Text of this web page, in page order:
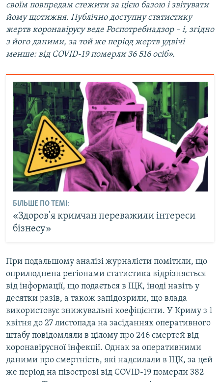
своїм повпредам стежити за цією базою і звітувати
йому щотижня. Публічно доступну статистику
жертв коронавірусу веде Роспотребнадзор – і, згідно
з його даними, за той же період жертв удвічі
менше: від COVID-19 померли 36 516 осіб».
БІЛЬШЕ ПО ТЕМІ:
«Здоров'я кримчан переважили інтереси
бізнесу»
При подальшому аналізі журналісти помітили, що
оприлюднена регіонами статистика відрізняється
від інформації, що подається в ІЦК, іноді навіть у
десятки разів, а також запідозрили, що влада
використовує знижувальні коефіцієнти. У Криму з 1
квітня до 27 листопада на засіданнях оперативного
штабу повідомляли в цілому про 246 смертей від
коронавірусної інфекції. Однак за оперативними
даними про смертність, які надсилали в ІЦК, за цей
же період на півострові від COVID-19 померли 382